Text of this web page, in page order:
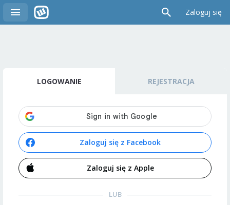
Zaloguj się
LOGOWANIE REJESTRACJA
Zaloguj się z Facebook
Zaloguj się z Apple
LUB